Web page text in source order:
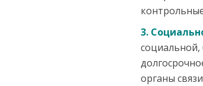
3.
органы